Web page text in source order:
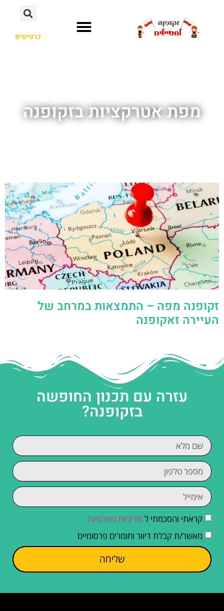
כרטיסים
מפת אטרקציות בזקופנה
זקופנה מפה – התמצאות במרחב של
העיירה זאקופנה
עזרה עם תכנון החופשה
בזקופנה?
קראתי והסכמתי ל מדיניות הפרטיות
מאשר/ת קבלת דיוור וחומרים פרסומיים
שליחה